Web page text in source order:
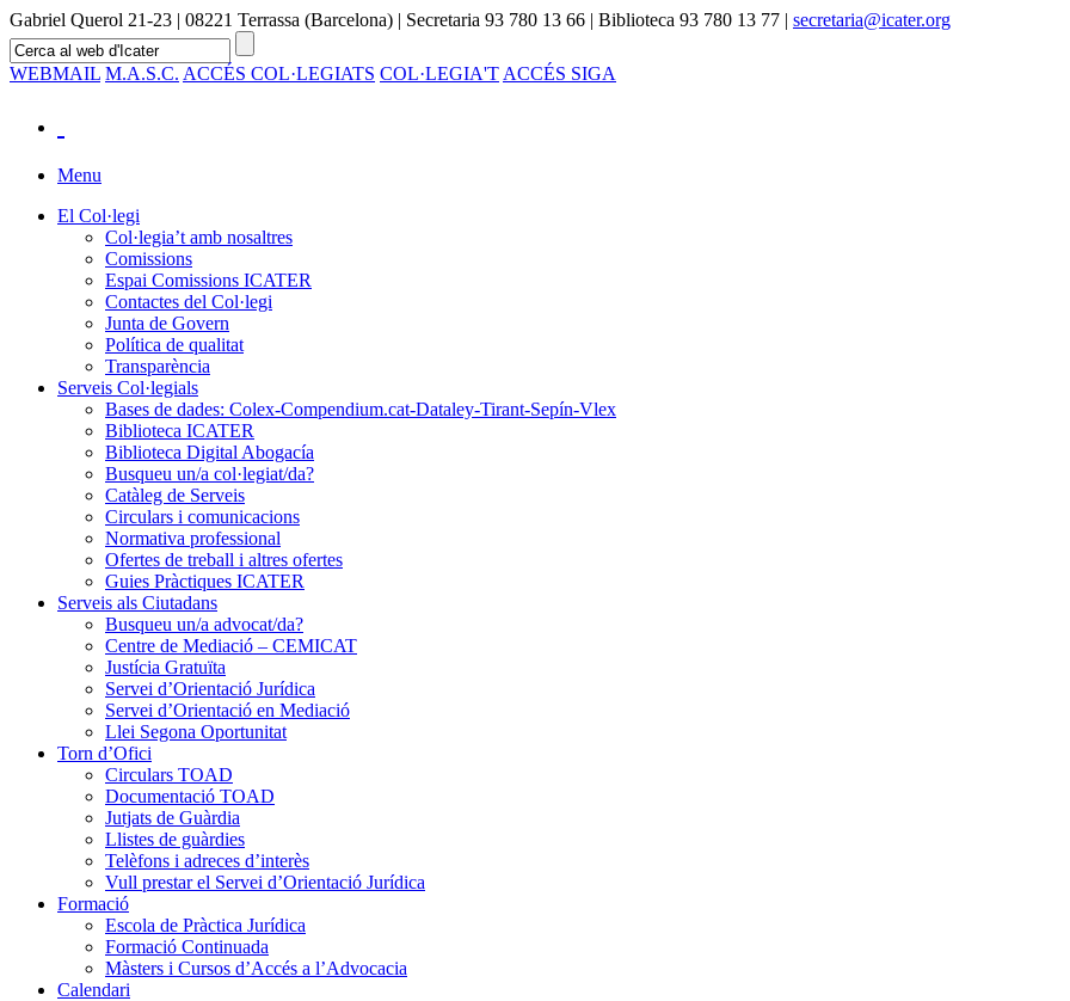
Gabriel Querol 21-23 | 08221 Terrassa (Barcelona) | Secretaria 93 780 13 66 | Biblioteca 93 780 13 77 | secretaria@icater.org
WEBMAIL M.A.S.C. ACCÉS COL·LEGIATS COL·LEGIA'T ACCÉS SIGA
Menu
El Col·legi
Col·legia’t amb nosaltres
Comissions
Espai Comissions ICATER
Contactes del Col·legi
Junta de Govern
Política de qualitat
Transparència
Serveis Col·legials
Bases de dades: Colex-Compendium.cat-Dataley-Tirant-Sepín-Vlex
Biblioteca ICATER
Biblioteca Digital Abogacía
Busqueu un/a col·legiat/da?
Catàleg de Serveis
Circulars i comunicacions
Normativa professional
Ofertes de treball i altres ofertes
Guies Pràctiques ICATER
Serveis als Ciutadans
Busqueu un/a advocat/da?
Centre de Mediació – CEMICAT
Justícia Gratuïta
Servei d’Orientació Jurídica
Servei d’Orientació en Mediació
Llei Segona Oportunitat
Torn d’Ofici
Circulars TOAD
Documentació TOAD
Jutjats de Guàrdia
Llistes de guàrdies
Telèfons i adreces d’interès
Vull prestar el Servei d’Orientació Jurídica
Formació
Escola de Pràctica Jurídica
Formació Continuada
Màsters i Cursos d’Accés a l’Advocacia
Calendari